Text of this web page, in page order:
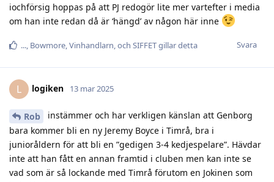
iochförsig hoppas på att PJ redogör lite mer vartefter i media
om han inte redan då är ‘hängd’ av någon här inne
Svara
.​.​.​, Bowmore,Vinhandlarn, och SIFFETgillar detta
L logiken 13 mar 2025
Rob
instämmer och har verkligen känslan att Genborg
bara kommer bli en ny Jeremy Boyce i Timrå, bra i
junioråldern för att bli en ”gedigen 3-4 kedjespelare”. Hävdar
inte att han fått en annan framtid i cluben men kan inte se
vad som är så lockande med Timrå förutom en Jokinen som